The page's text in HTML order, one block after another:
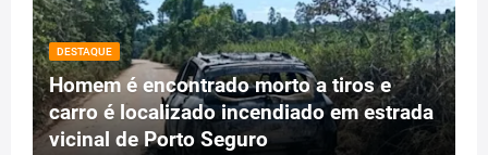
DESTAQUE
Homem é encontrado morto a tiros e
carro é localizado incendiado em estrada
vicinal de Porto Seguro